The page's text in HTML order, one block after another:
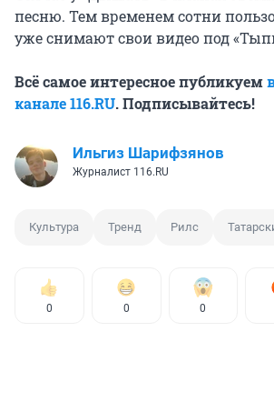
песню. Тем временем сотни
уже снимают свои видео под
Всё самое интересное публикуем
канале 116.RU. Подписывайтесь!
Ильгиз Шарифзянов
Журналист 116.RU
Культура Тренд Рилс
0 0 0